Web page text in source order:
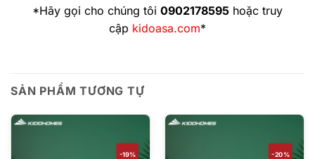
*Hãy gọi cho chúng tôi 0902178595 hoặc truy
cập kidoasa.com*
SẢN PHẨM TƯƠNG TỰ
-19% -20%